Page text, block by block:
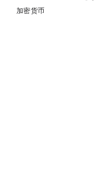
加密货币